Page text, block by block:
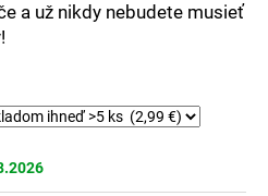
a už nikdy nebudete musieť